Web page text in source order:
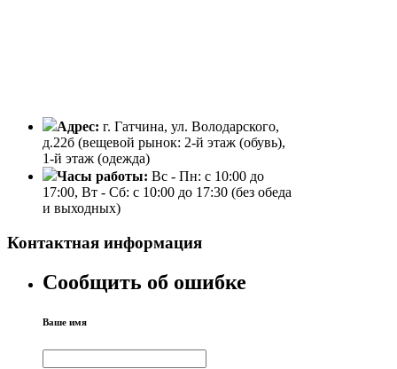
Адрес: г. Гатчина, ул. Володарского,
д.22б (вещевой рынок: 2-й этаж (обувь),
1-й этаж (одежда)
Часы работы: Вc - Пн: с 10:00 до
17:00, Вт - Сб: с 10:00 до 17:30 (без обеда
и выходных)
Контактная информация
Сообщить об ошибке
Ваше имя